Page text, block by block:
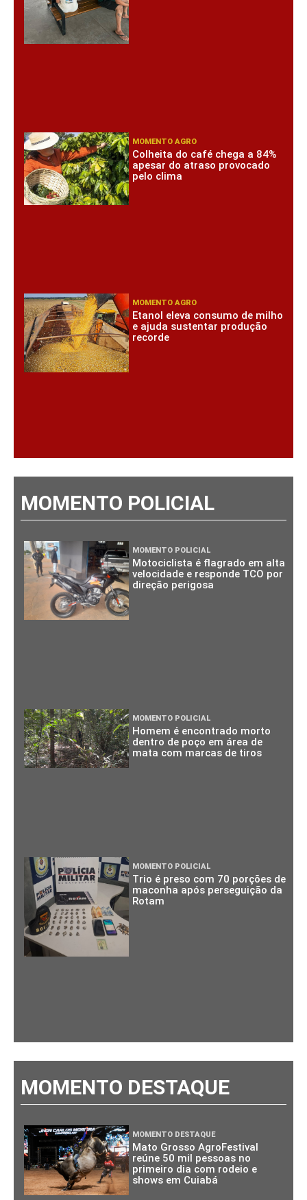
MOMENTO AGRO
Colheita do café chega a 84%
apesar do atraso provocado
pelo clima
MOMENTO AGRO
Etanol eleva consumo de milho
e ajuda sustentar produção
recorde
MOMENTO POLICIAL
MOMENTO POLICIAL
Motociclista é flagrado em alta
velocidade e responde TCO por
direção perigosa
MOMENTO POLICIAL
Homem é encontrado morto
dentro de poço em área de
mata com marcas de tiros
MOMENTO POLICIAL
Trio é preso com 70 porções de
maconha após perseguição da
Rotam
MOMENTO DESTAQUE
MOMENTO DESTAQUE
Mato Grosso AgroFestival
reúne 50 mil pessoas no
primeiro dia com rodeio e
shows em Cuiabá